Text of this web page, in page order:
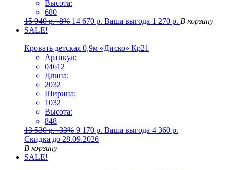
Высота:
680
15 940р. -8% 14 670 р. Ваша выгода 1 270 р. В корзину
SALE!
Кровать детская 0,9м «Диско» Кр21
Артикул:
04612
Длина:
2032
Ширина:
1032
Высота:
848
13 530р. -33% 9 170 р. Ваша выгода 4 360 р.
Скидка до 28.09.2026
В корзину
SALE!